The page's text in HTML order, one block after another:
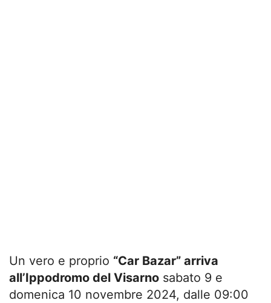
Un vero e proprio “Car Bazar” arriva
all’Ippodromo del Visarno sabato 9 e
domenica 10 novembre 2024, dalle 09:00